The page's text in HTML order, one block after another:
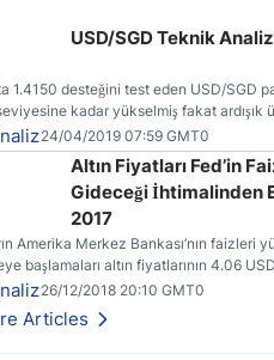
1.4150 desteğini test eden USD/SGD
kadar yükselmiş fakat ardışık
yeniden aşağı çevirmiştir.
24/04/2019 07:59 GMT0
Altın Fiyatları Fed’in
Gideceği İhtimalinden
2017
Merkez Bankası’nın faizleri yükseltebileceği görüşünü
başlamaları altın fiyatlarının 4.06
26/12/2018 20:10 GMT0
Articles